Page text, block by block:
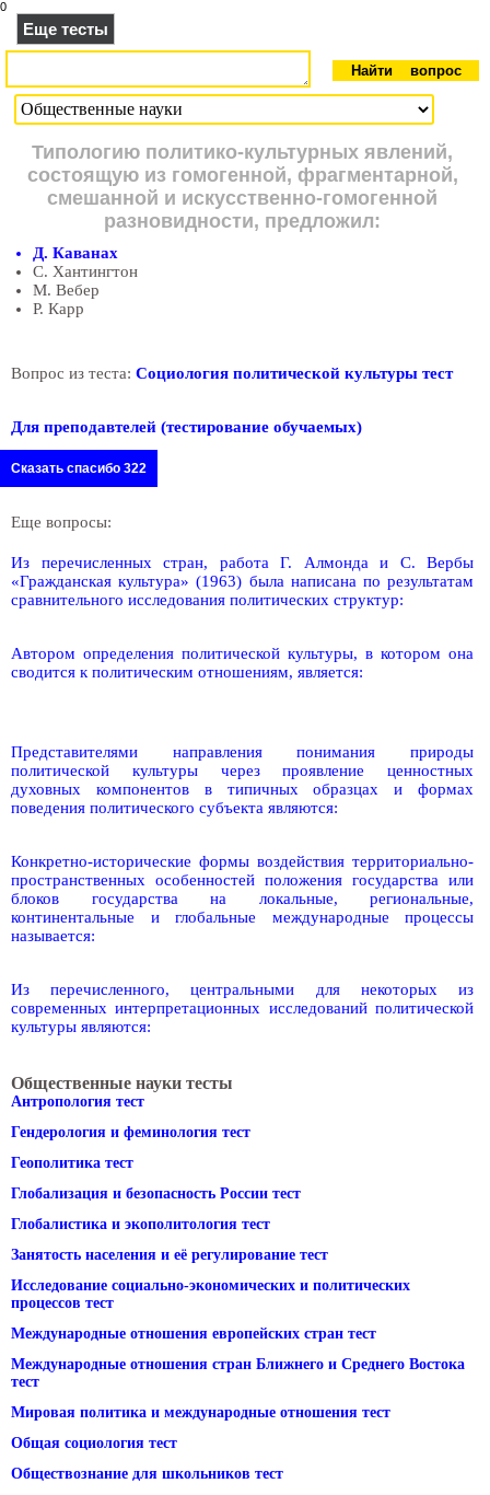
0
Еще тесты
Типологию политико-культурных явлений,
состоящую из гомогенной, фрагментарной,
смешанной и искусственно-гомогенной
разновидности, предложил:
Д. Каванах
С. Хантингтон
М. Вебер
Р. Карр
Вопрос из теста: Социология политической культуры тест
Для преподавтелей (тестирование обучаемых)
Сказать спасибо 322
Еще вопросы:
Из перечисленных стран, работа Г. Алмонда и С. Вербы
«Гражданская культура» (1963) была написана по результатам
сравнительного исследования политических структур:
Автором определения политической культуры, в котором она
сводится к политическим отношениям, является:
Представителями направления понимания природы
политической культуры через проявление ценностных
духовных компонентов в типичных образцах и формах
поведения политического субъекта являются:
Конкретно-исторические формы воздействия территориально-
пространственных особенностей положения государства или
блоков государства на локальные, региональные,
континентальные и глобальные международные процессы
называется:
Из перечисленного, центральными для некоторых из
современных интерпретационных исследований политической
культуры являются:
Общественные науки тесты
Антропология тест
Гендерология и феминология тест
Геополитика тест
Глобализация и безопасность России тест
Глобалистика и экополитология тест
Занятость населения и её регулирование тест
Исследование социально-экономических и политических
процессов тест
Международные отношения европейских стран тест
Международные отношения стран Ближнего и Среднего Востока
тест
Мировая политика и международные отношения тест
Общая социология тест
Обществознание для школьников тест